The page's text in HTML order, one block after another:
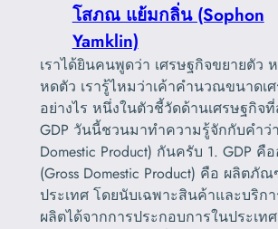
โสภณ แย้มกลิ่น (Sophon
Yamklin)
เราได้ยินคนพูดว่า เศรษฐกิจขยายตัว
หดตัว เรารู้ไหมว่าเค้าคำนวณขนาดเ
อย่างไร หนึ่งในตัวชี้วัดด้านเศรษฐกิจ
GDP วันนี้ชวนมาทำความรู้จักกับคำว่า
Domestic Product) กันครับ 1. GDP คื
(Gross Domestic Product) คือ ผลิตภั
ประเทศ โดยนับเฉพาะสินค้าและบริก
ผลิตได้จากการประกอบการในประเท